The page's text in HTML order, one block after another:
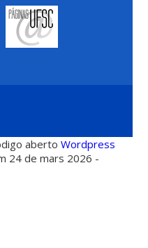
abertoWordpress
24 de mars 2026 -